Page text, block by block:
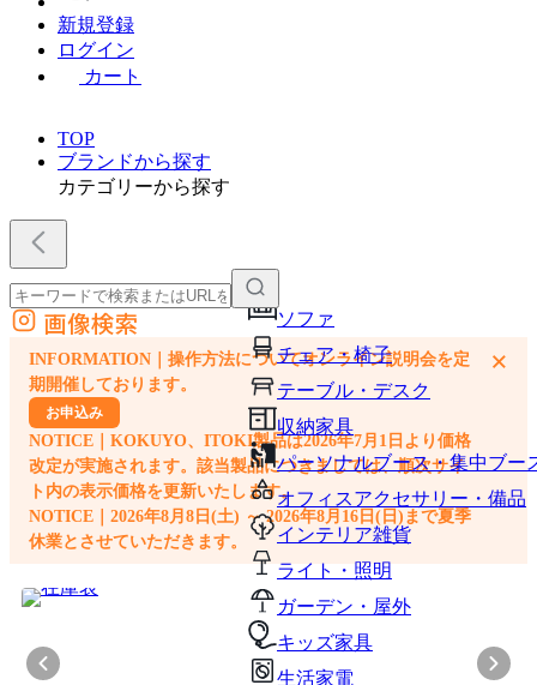
新規登録
ログイン
カート
TOP
ブランドから探す
カテゴリーから探す
ソファ
チェア・椅子
テーブル・デスク
収納家具
パーソナルブース・集中ブー
オフィスアクセサリー・備品
インテリア雑貨
ライト・照明
ガーデン・屋外
キッズ家具
生活家電
外部サイトの商品をカートに追加
他のサイトで見つけた商品ページのURLを貼り付けて、カートに追加できます
画像検索
INFORMATION｜操作方法についてオンライン説明会を定
期開催しております。
お申込み
NOTICE｜KOKUYO、ITOKI製品は2026年7月1日より価格
改定が実施されます。該当製品につきましては、順次サイ
ト内の表示価格を更新いたします。
NOTICE｜2026年8月8日(土) ～ 2026年8月16日(日)まで夏季
休業とさせていただきます。
×